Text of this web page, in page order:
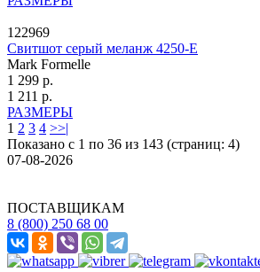
122969
Свитшот серый меланж 4250-Е
Mark Formelle
1 299 р.
1 211 р.
РАЗМЕРЫ
1 2 3 4 >>|
Показано с 1 по 36 из 143 (страниц: 4)
07-08-2026
ПОСТАВЩИКАМ
8 (800) 250 68 00